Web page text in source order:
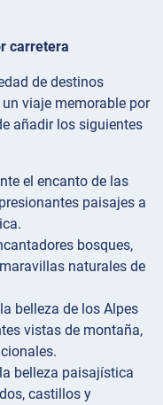
carretera
de destinos
viaje memorable por
añadir los siguientes
el encanto de las
paisajes a
bosques,
naturales de
belleza de los Alpes
vistas de montaña,
belleza paisajística
castillos y